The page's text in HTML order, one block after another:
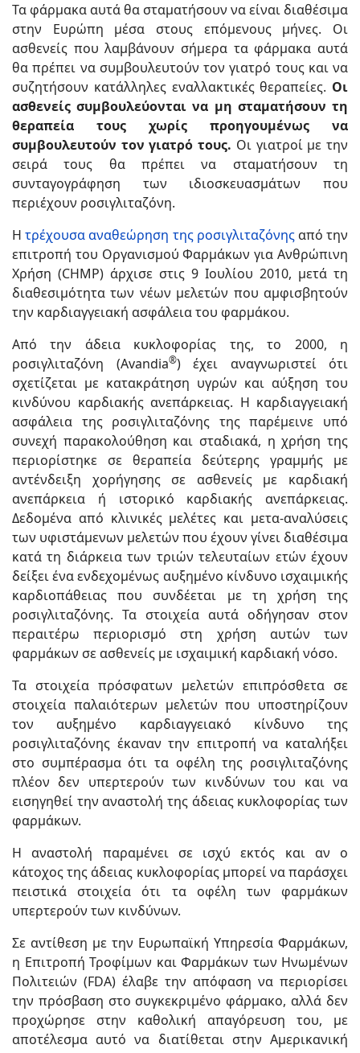
Τα φάρμακα αυτά θα σταματήσουν να είναι διαθέσιμα
στην Ευρώπη μέσα στους επόμενους μήνες. Οι
ασθενείς που λαμβάνουν σήμερα τα φάρμακα αυτά
θα πρέπει να συμβουλευτούν τον γιατρό τους και να
συζητήσουν κατάλληλες εναλλακτικές θεραπείες. Οι
ασθενείς συμβουλεύονται να μη σταματήσουν τη
θεραπεία τους χωρίς προηγουμένως να
συμβουλευτούν τον γιατρό τους. Οι γιατροί με την
σειρά τους θα πρέπει να σταματήσουν τη
συνταγογράφηση των ιδιοσκευασμάτων που
περιέχουν ροσιγλιταζόνη.
Ητρέχουσα αναθεώρηση της ροσιγλιταζόνηςαπό την
επιτροπή του Οργανισμού Φαρμάκων για Ανθρώπινη
Χρήση (CHMP) άρχισε στις 9 Ιουλίου 2010, μετά τη
διαθεσιμότητα των νέων μελετών που αμφισβητούν
την καρδιαγγειακή ασφάλεια του φαρμάκου.
Από την άδεια κυκλοφορίας της, το 2000, η
ροσιγλιταζόνη (Avandia®) έχει αναγνωριστεί ότι
σχετίζεται με κατακράτηση υγρών και αύξηση του
κινδύνου καρδιακής ανεπάρκειας. Η καρδιαγγειακή
ασφάλεια της ροσιγλιταζόνης της παρέμεινε υπό
συνεχή παρακολούθηση και σταδιακά, η χρήση της
περιορίστηκε σε θεραπεία δεύτερης γραμμής με
αντένδειξη χορήγησης σε ασθενείς με καρδιακή
ανεπάρκεια ή ιστορικό καρδιακής ανεπάρκειας.
Δεδομένα από κλινικές μελέτες και μετα-αναλύσεις
των υφιστάμενων μελετών που έχουν γίνει διαθέσιμα
κατά τη διάρκεια των τριών τελευταίων ετών έχουν
δείξει ένα ενδεχομένως αυξημένο κίνδυνο ισχαιμικής
καρδιοπάθειας που συνδέεται με τη χρήση της
ροσιγλιταζόνης. Τα στοιχεία αυτά οδήγησαν στον
περαιτέρω περιορισμό στη χρήση αυτών των
φαρμάκων σε ασθενείς με ισχαιμική καρδιακή νόσο.
Τα στοιχεία πρόσφατων μελετών επιπρόσθετα σε
στοιχεία παλαιότερων μελετών που υποστηρίζουν
τον αυξημένο καρδιαγγειακό κίνδυνο της
ροσιγλιταζόνης έκαναν την επιτροπή να καταλήξει
στο συμπέρασμα ότι τα οφέλη της ροσιγλιταζόνης
πλέον δεν υπερτερούν των κινδύνων του και να
εισηγηθεί την αναστολή της άδειας κυκλοφορίας των
φαρμάκων.
Η αναστολή παραμένει σε ισχύ εκτός και αν ο
κάτοχος της άδειας κυκλοφορίας μπορεί να παράσχει
πειστικά στοιχεία ότι τα οφέλη των φαρμάκων
υπερτερούν των κινδύνων.
Σε αντίθεση με την Ευρωπαϊκή Υπηρεσία Φαρμάκων,
η Επιτροπή Τροφίμων και Φαρμάκων των Ηνωμένων
Πολιτειών (FDA) έλαβε την απόφαση να περιορίσει
την πρόσβαση στο συγκεκριμένο φάρμακο, αλλά δεν
προχώρησε στην καθολική απαγόρευση του, με
αποτέλεσμα αυτό να διατίθεται στην Αμερικανική